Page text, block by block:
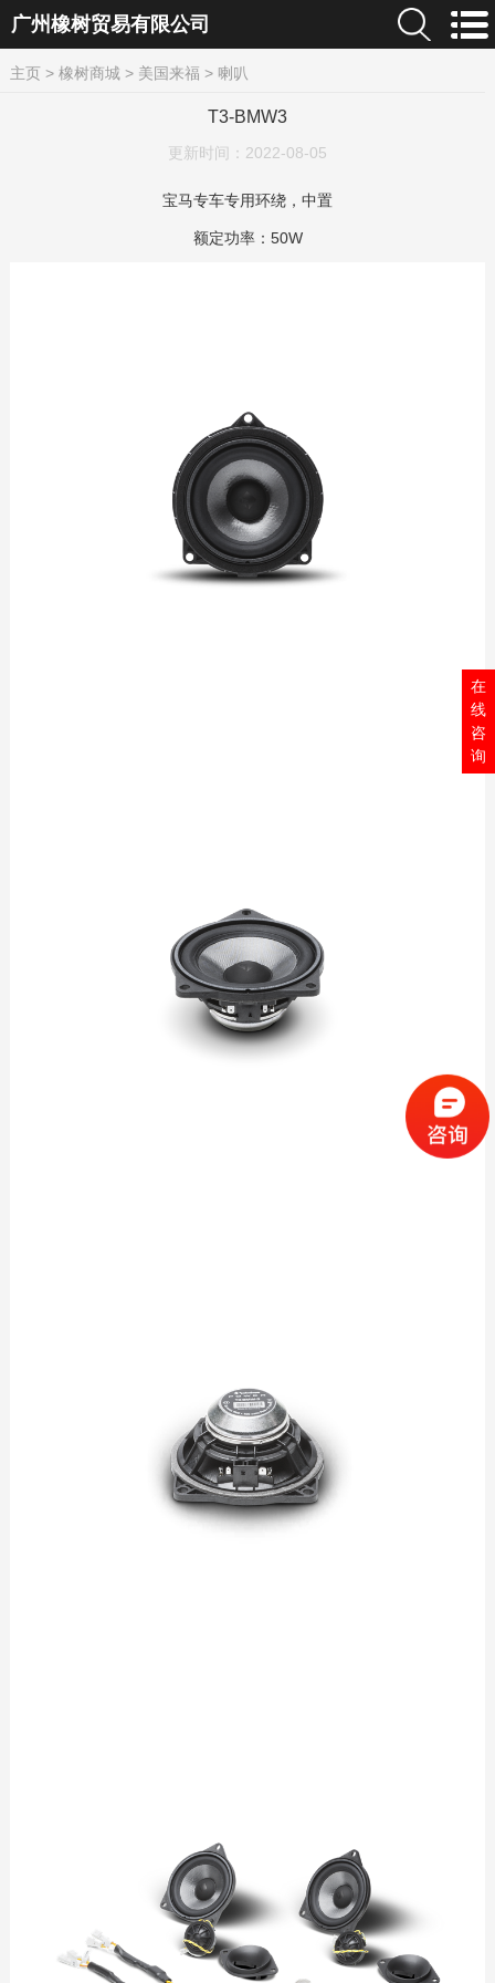
广州橡树贸易有限公司
主页> 橡树商城 > 美国来福 > 喇叭
T3-BMW3
更新时间： 2022-08-05
宝马专车专用环绕，中置
额定功率：50W
在
线
咨
询